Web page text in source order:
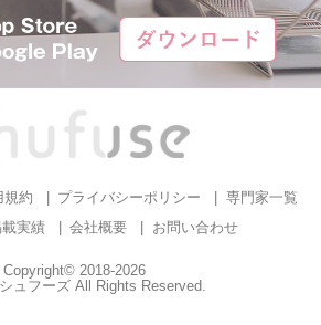
規約 プライバシーポリシー
専門家一覧
載実績
会社概要 お問い合わせ
Copyright© 2018-2026
ュフーズ All Rights Reserved.